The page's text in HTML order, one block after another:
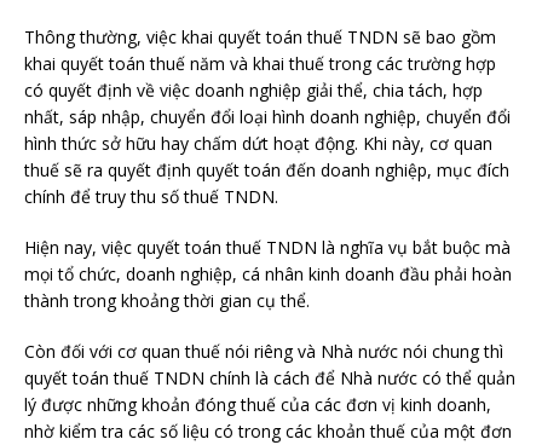
Thông thường, việc khai quyết toán thuế TNDN sẽ bao gồm
khai quyết toán thuế năm và khai thuế trong các trường hợp
có quyết định về việc doanh nghiệp giải thể, chia tách, hợp
nhất, sáp nhập, chuyển đổi loại hình doanh nghiệp, chuyển đổi
hình thức sở hữu hay chấm dứt hoạt động. Khi này, cơ quan
thuế sẽ ra quyết định quyết toán đến doanh nghiệp, mục đích
chính để truy thu số thuế TNDN.
Hiện nay, việc quyết toán thuế TNDN là nghĩa vụ bắt buộc mà
mọi tổ chức, doanh nghiệp, cá nhân kinh doanh đầu phải hoàn
thành trong khoảng thời gian cụ thể.
Còn đối với cơ quan thuế nói riêng và Nhà nước nói chung thì
quyết toán thuế TNDN chính là cách để Nhà nước có thể quản
lý được những khoản đóng thuế của các đơn vị kinh doanh,
nhờ kiểm tra các số liệu có trong các khoản thuế của một đơn